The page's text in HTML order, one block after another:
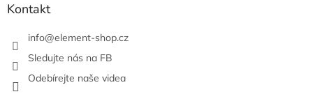
Kontakt
info@element-shop.cz
Sledujte nás na FB
Odebírejte naše videa